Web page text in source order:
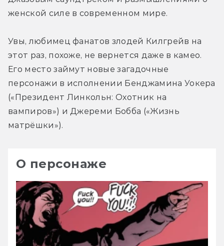
женской силе в современном мире.
Увы, любимец фанатов злодей Килгрейв на
этот раз, похоже, не вернется даже в камео.
Его место займут новые загадочные
персонажи в исполнении Бенджамина Уокера
(«Президент Линкольн: Охотник на
вампиров») и Джереми Бобба («Жизнь
матрёшки»).
О персонаже